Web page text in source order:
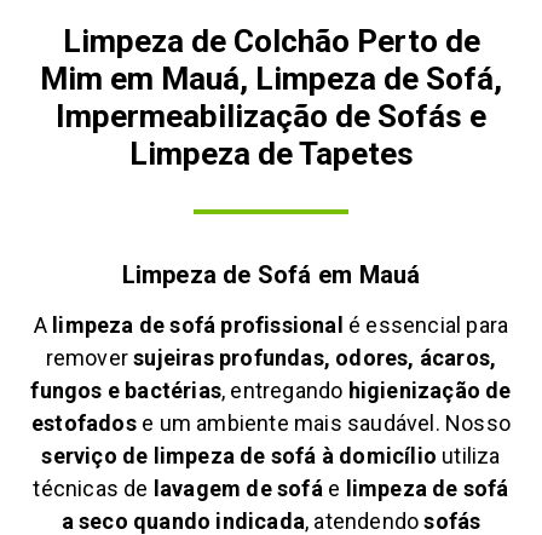
Limpeza de Colchão Perto de
Mim em Mauá, Limpeza de Sofá,
Impermeabilização de Sofás e
Limpeza de Tapetes
Limpeza de Sofá em Mauá
A limpeza de sofá profissional é essencial para
removersujeiras profundas, odores, ácaros,
fungos e bactérias, entregando higienização de
estofadose um ambiente mais saudável. Nosso
serviço de limpeza de sofá à domicílio utiliza
técnicas de lavagem de sofá e limpeza de sofá
a seco quando indicada, atendendosofás